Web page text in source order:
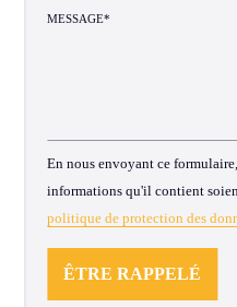
MESSAGE*
En nous envoyant ce
informations qu'il contient
politique de protection des